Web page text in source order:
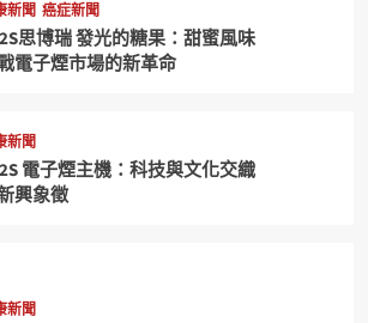
新聞 癌症新聞
思博瑞 發光的糖果：甜蜜風味
電子煙市場的新革命
新聞
電子煙主機：科技與文化交織
興象徵
新聞